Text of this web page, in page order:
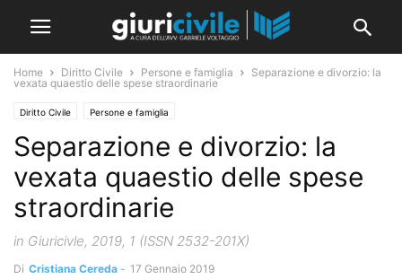
Home Diritto Civile Persone e famiglia
Separazione e divorzio: la
vexata quaestio delle spese straordinarie
Diritto Civile Persone e famiglia
Separazione e divorzio: la
vexata quaestio delle spese
straordinarie
in Giuricivle, 2019, 1 (ISSN 2532-201X)
Di Cristiana Cereda - 17 Gennaio 2019